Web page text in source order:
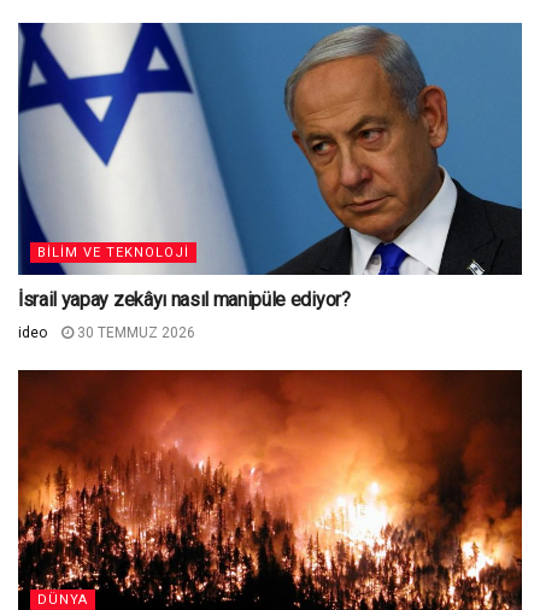
BILIM VE TEKNOLOJI
İsrail yapay zekâyı nasıl manipüle ediyor?
ideo 30 TEMMUZ 2026
DÜNYA